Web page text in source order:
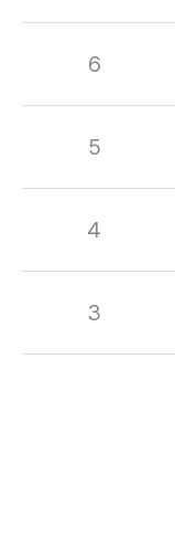
6
5
4
3